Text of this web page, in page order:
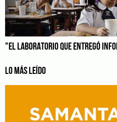
"EL LABORATORIO QUE ENTREGÓ
LO MÁS LEÍDO